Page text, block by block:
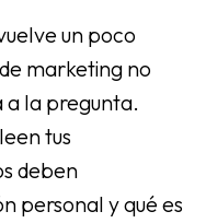
un poco
marketing no
a la pregunta.
tus
deben
personal y qué es